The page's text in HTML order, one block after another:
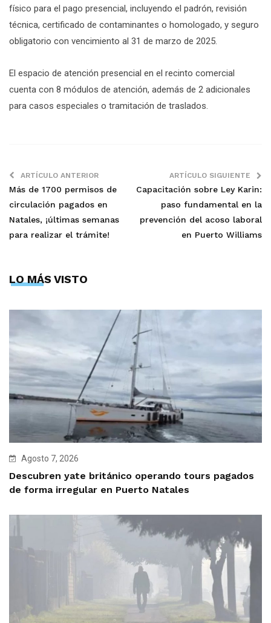
físico para el pago presencial, incluyendo el padrón, revisión
técnica, certificado de contaminantes o homologado, y seguro
obligatorio con vencimiento al 31 de marzo de 2025.
El espacio de atención presencial en el recinto comercial
cuenta con 8 módulos de atención, además de 2 adicionales
para casos especiales o tramitación de traslados.
ARTÍCULO ANTERIOR
Más de 1700 permisos de
circulación pagados en
Natales, ¡últimas semanas
para realizar el trámite!
ARTÍCULO SIGUIENTE
Capacitación sobre Ley Karin:
paso fundamental en la
prevención del acoso laboral
en Puerto Williams
LO MÁS VISTO
Agosto 7, 2026
Descubren yate británico operando tours pagados
de forma irregular en Puerto Natales